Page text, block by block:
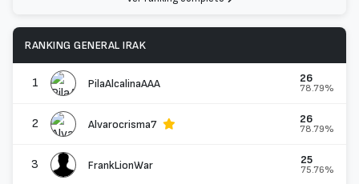
RANKING GENERAL IRAK
1 PilaAlcalinaAAA 26
78.79%
2 Alvarocrisma7 26
78.79%
3 FrankLionWar 25
75.76%